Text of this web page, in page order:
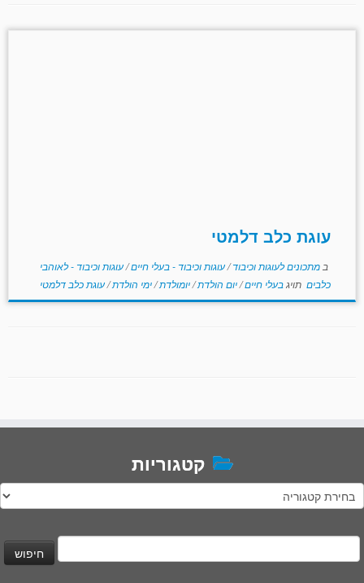
עוגת כלב דלמטי
ב מתכונים לעוגות וכיבוד/עוגות וכיבוד - בעלי חיים/עוגות וכיבוד - לאוהבי
כלבים תויגבעלי חיים/יום הולדת/יומולדת/ימי הולדת/עוגת כלב דלמטי
קטגוריות
קטגוריות
חיפוש: